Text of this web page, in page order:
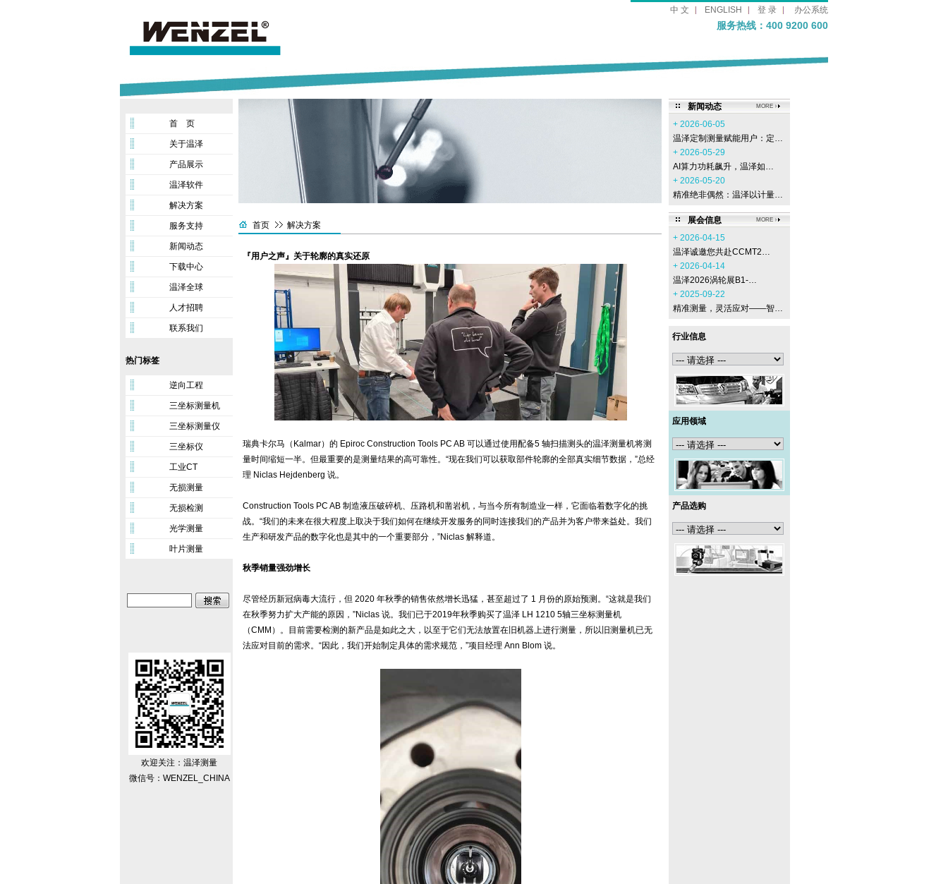
中 文 ENGLISH 登 录 办公系统
服务热线：400 9200 600
MORE
新闻动态
+ 2026-06-05
温泽定制测量赋能用户：定…
+ 2026-05-29
AI算力功耗飙升，温泽如…
+ 2026-05-20
精准绝非偶然：温泽以计量…
MORE
展会信息
+ 2026-04-15
温泽诚邀您共赴CCMT2…
+ 2026-04-14
温泽2026涡轮展B1-…
+ 2025-09-22
精准测量，灵活应对——智…
行业信息
应用领域
产品选购
首 页
关于温泽
产品展示
温泽软件
解决方案
服务支持
新闻动态
下载中心
温泽全球
人才招聘
联系我们
热门标签
逆向工程
三坐标测量机
三坐标测量仪
三坐标仪
工业CT
无损测量
无损检测
光学测量
叶片测量
欢迎关注：温泽测量
微信号：WENZEL_CHINA
首页 解决方案
『用户之声』关于轮廓的真实还原
瑞典卡尔马（Kalmar）的 Epiroc Construction Tools PC AB 可以通过使用配备5 轴扫描测头的温泽测量机将测
量时间缩短一半。但最重要的是测量结果的高可靠性。“现在我们可以获取部件轮廓的全部真实细节数据，”总经
理 Niclas Hejdenberg 说。
Construction Tools PC AB 制造液压破碎机、压路机和凿岩机，与当今所有制造业一样，它面临着数字化的挑
战。“我们的未来在很大程度上取决于我们如何在继续开发服务的同时连接我们的产品并为客户带来益处。我们
生产和研发产品的数字化也是其中的一个重要部分，”Niclas 解释道。
秋季销量强劲增长
尽管经历新冠病毒大流行，但 2020 年秋季的销售依然增长迅猛，甚至超过了 1 月份的原始预测。“这就是我们
在秋季努力扩大产能的原因，”Niclas 说。我们已于2019年秋季购买了温泽 LH 1210 5轴三坐标测量机
（CMM）。目前需要检测的新产品是如此之大，以至于它们无法放置在旧机器上进行测量，所以旧测量机已无
法应对目前的需求。“因此，我们开始制定具体的需求规范，”项目经理 Ann Blom 说。